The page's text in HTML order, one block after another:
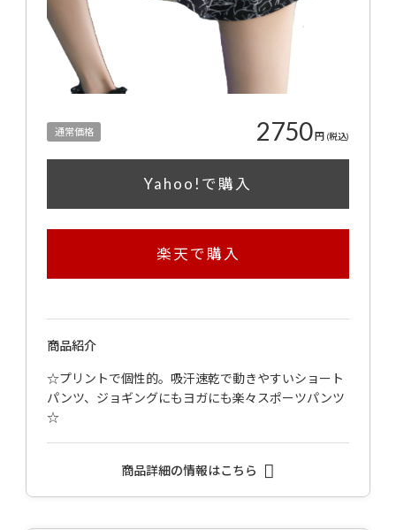
通常価格 2750円 (税込)
Yahoo!で購入
楽天で購入
商品紹介
☆プリントで個性的。吸汗速乾で動きやすいショート
パンツ、ジョギングにもヨガにも楽々スポーツパンツ
☆
商品詳細の情報はこちら